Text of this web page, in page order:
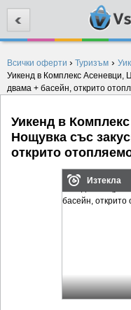
Всички оферти › Туризъм ›
Уикенд в Комплекс Асеневци,
двама + басейн, открито
Уикенд в
Нощувка със
открито
Изтекла